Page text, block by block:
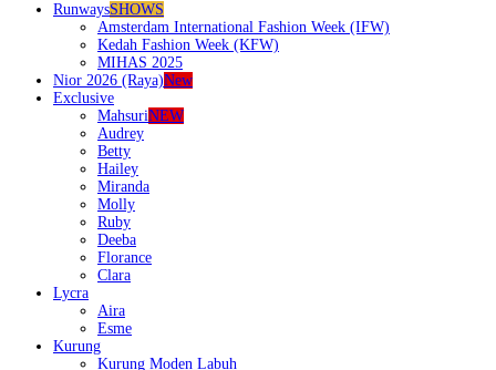
RunwaysSHOWS
Amsterdam International Fashion Week (IFW)
Kedah Fashion Week (KFW)
MIHAS 2025
Nior 2026 (Raya)New
Exclusive
MahsuriNEW
Audrey
Betty
Hailey
Miranda
Molly
Ruby
Deeba
Florance
Clara
Lycra
Aira
Esme
Kurung
Kurung Moden Labuh